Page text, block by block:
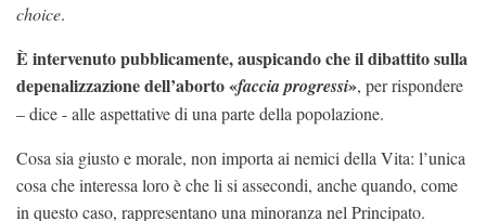
choice.
È intervenuto pubblicamente, auspicando che il dibattito sulla
depenalizzazione dell’aborto «faccia progressi», per rispondere
– dice - alle aspettative di una parte della popolazione.
Cosa sia giusto e morale, non importa ai nemici della Vita: l’unica
cosa che interessa loro è che li si assecondi, anche quando, come
in questo caso, rappresentano una minoranza nel Principato.